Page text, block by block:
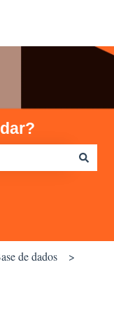
de dados